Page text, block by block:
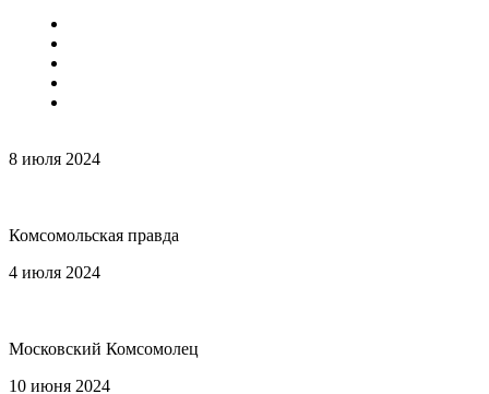
8 июля 2024
Комсомольская правда
4 июля 2024
Московский Комсомолец
10 июня 2024